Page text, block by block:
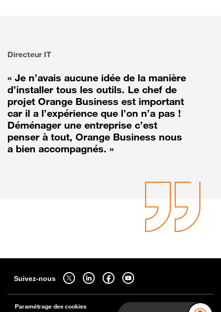
Directeur IT
« Je n’avais aucune idée de la manière
d’installer tous les outils. Le chef de
projet Orange Business est important
car il a l’expérience que l’on n’a pas !
Déménager une entreprise c’est
penser à tout, Orange Business nous
a bien accompagnés. »
Suivez-nous
Suivez-nous sur twitter - ouverture dans un nouvel onglet
Suivez-nous sur linkedin - ouverture dans un nouvel onglet
Suivez-nous sur facebook - ouverture dans un
Suivez-nous sur youtube - ouverture dans
Paramétrage des cookies